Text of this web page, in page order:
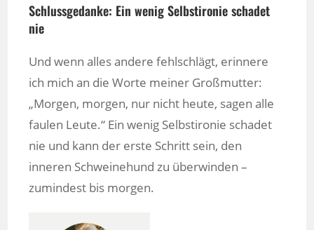
Schlussgedanke: Ein wenig Selbstironie schadet
nie
Und wenn alles andere fehlschlägt, erinnere
ich mich an die Worte meiner Großmutter:
„Morgen, morgen, nur nicht heute, sagen alle
faulen Leute.“ Ein wenig Selbstironie schadet
nie und kann der erste Schritt sein, den
inneren Schweinehund zu überwinden –
zumindest bis morgen.